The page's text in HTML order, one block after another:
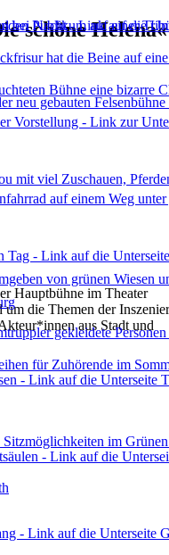
schöne Helena«
Hauptbühne im Theater